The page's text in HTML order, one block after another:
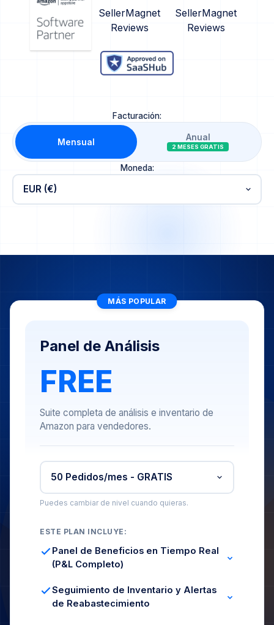
SellerMagnet
Reviews
SellerMagnet
Reviews
Facturación:
Mensual Anual
2 MESES GRATIS
Moneda:
MÁS POPULAR
Panel de Análisis
FREE
Suite completa de análisis e inventario de
Amazon para vendedores.
Puedes cambiar de nivel cuando quieras.
ESTE PLAN INCLUYE:
Panel de Beneficios en Tiempo Real
(P&L Completo)
ROI y Margen por SKU
Seguimiento de Gastos
Seguimiento de Inventario y Alertas
de Reabastecimiento